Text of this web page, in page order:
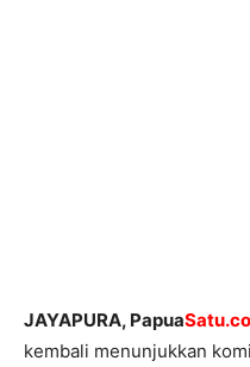
JAYAPURA, Papua
kembali menunjukkan